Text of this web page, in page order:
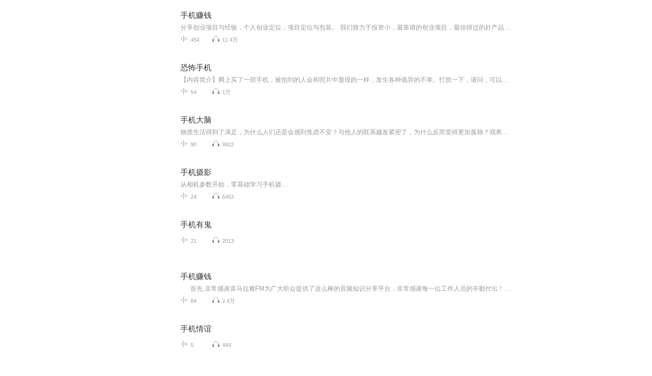
手机赚钱
分享创业项目与经验，个人创业定位，项目定位与包装。 我们致力于投资小，最靠谱的创业项目，最信得过的好产品推荐给你。不管你在创业的路上，还是在职场生涯中，如果你对人生感到迷茫，困惑，找不到方向的时候，私信我，或许会有新的收获！
454 11.4万
恐怖手机
【内容简介】网上买了一部手机，被拍到的人会和照片中显现的一样，发生各种诡异的不幸。打扰一下，请问，可以帮您拍张照吗？【作者/主播简介】作者：咕咚咕咚一条鱼主播：内容智造局2019【购买须知】1、本作品为付费有声书，前5集为免费试听，购买成功后，...
54 1万
手机大脑
物质生活得到了满足，为什么人们还是会感到焦虑不安？与他人的联系越发紧密了，为什么反而觉得更加孤独？我希望通过这本书，找寻出这些问题的根本原因。首先可以告诉大家的是，我们目前的确身处一个史无前例的陌生时代。此刻我们生活的这个世界，与此前人...
90 9922
手机摄影
从相机参数开始，零基础学习手机摄...
24 6453
手机有鬼
21 2013
手机赚钱
首先,非常感谢喜马拉雅FM为广大听众提供了这么棒的音频知识分享平台，非常感谢每一位工作人员的辛勤付出！是你们让更多的人方便、快捷地获得更好、更实用的知识！ 做为一名主播，我会通过不断地释放价值，不断的传播正能量，努力帮助到更多的人，让没有背景，没有人脉，没有资源的普通人，在当今互联网时代，也可以通过努力，改变自己和家族的命运！希望获得更多价值：微我的这个信就可以收到《55个小本创业实战方案》：A3435192467“只帮助勤奋努力的人赚钱，懒...
84 2.4万
手机情谊
5 444